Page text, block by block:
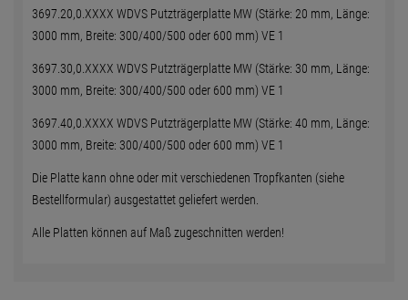
3697.20,0.XXXX WDVS Putzträgerplatte MW (Stärke: 20 mm, Länge:
3000 mm, Breite: 300/400/500 oder 600 mm) VE 1
3697.30,0.XXXX WDVS Putzträgerplatte MW (Stärke: 30 mm, Länge:
3000 mm, Breite: 300/400/500 oder 600 mm) VE 1
3697.40,0.XXXX WDVS Putzträgerplatte MW (Stärke: 40 mm, Länge:
3000 mm, Breite: 300/400/500 oder 600 mm) VE 1
Die Platte kann ohne oder mit verschiedenen Tropfkanten (siehe
Bestellformular) ausgestattet geliefert werden.
Alle Platten können auf Maß zugeschnitten werden!